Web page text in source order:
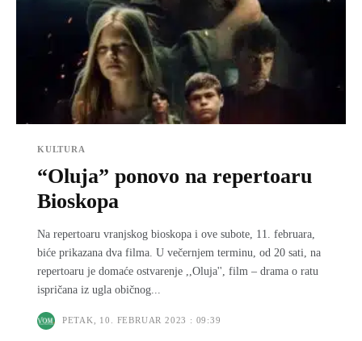
KULTURA
“Oluja” ponovo na repertoaru
Bioskopa
Na repertoaru vranjskog bioskopa i ove subote, 11. februara,
biće prikazana dva filma. U večernjem terminu, od 20 sati, na
repertoaru je domaće ostvarenje ,,Oluja'', film – drama o ratu
ispričana iz ugla običnog...
PETAK, 10. FEBRUAR 2023 : 09:39